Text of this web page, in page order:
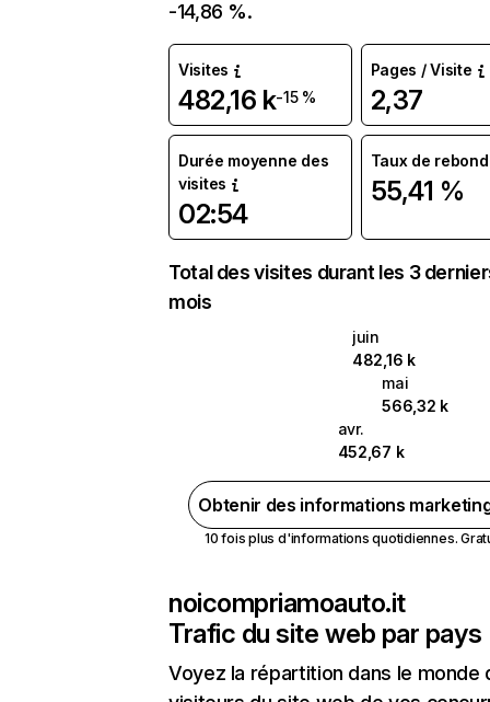
-14,86 %.
Visites
482,16 k-15 %
Pages / Visite
2,37
Durée moyenne des
visites
02:54
Taux de rebond
55,41 %
Total des visites durant les 3
mois
juin
482,16 k
mai
566,32 k
avr.
452,67 k
Obtenir des informations
10 fois plus d'informations quotidiennes.
noicompriamoauto.it
Trafic du site web par pays
Voyez la répartition dans le monde